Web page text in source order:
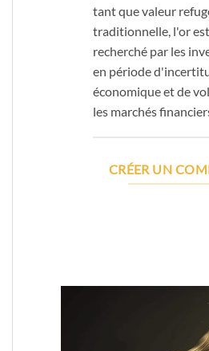
tant que valeur
traditionnelle, l'or est
recherché par les
en période
économique et de
les marchés
CRÉER UN